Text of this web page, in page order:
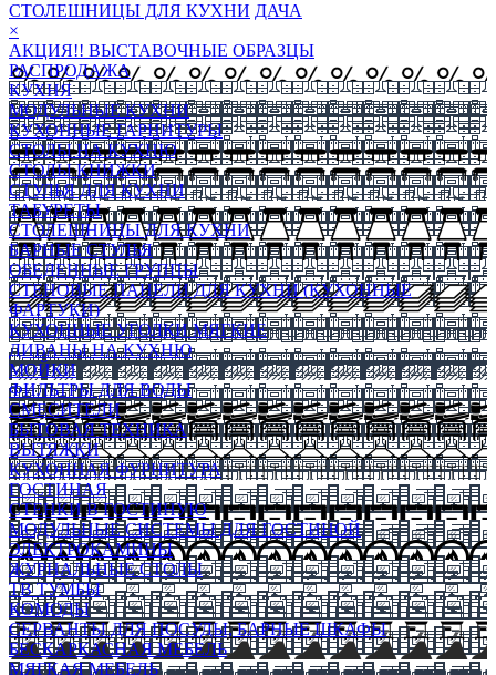
СТОЛЕШНИЦЫ ДЛЯ КУХНИ ДАЧА
×
АКЦИЯ!! ВЫСТАВОЧНЫЕ ОБРАЗЦЫ
РАСПРОДАЖА
КУХНЯ
МОДУЛЬНЫЕ КУХНИ
КУХОННЫЕ ГАРНИТУРЫ
СТОЛЫ НА КУХНЮ
СТОЛЫ КНИЖКИ
СТУЛЬЯ ДЛЯ КУХНИ
ТАБУРЕТЫ
СТОЛЕШНИЦЫ ДЛЯ КУХНИ
БАРНЫЕ СТУЛЬЯ
ОБЕДЕННЫЕ ГРУППЫ
СТЕНОВЫЕ ПАНЕЛИ ДЛЯ КУХНИ (КУХОННЫЕ
ФАРТУКИ)
КУХОННЫЕ УГОЛКИ МЯГКИЕ
ДИВАНЫ НА КУХНЮ
МОЙКИ
ФИЛЬТРЫ ДЛЯ ВОДЫ
СМЕСИТЕЛИ
БЫТОВАЯ ТЕХНИКА
ВЫТЯЖКИ
КУХОННАЯ ФУРНИТУРА
ГОСТИНАЯ
СТЕНКИ В ГОСТИНУЮ
МОДУЛЬНЫЕ СИСТЕМЫ ДЛЯ ГОСТИНОЙ
ЭЛЕКТРОКАМИНЫ
ЖУРНАЛЬНЫЕ СТОЛЫ
ТВ ТУМБЫ
КОМОДЫ
СЕРВАНТЫ ДЛЯ ПОСУДЫ, БАРНЫЕ ШКАФЫ
БЕСКАРКАСНАЯ МЕБЕЛЬ
МЯГКАЯ МЕБЕЛЬ